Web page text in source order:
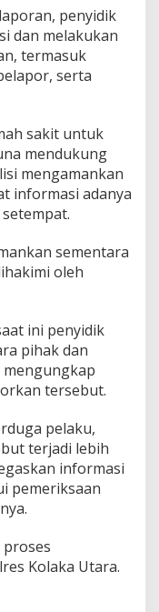
penyidik
dan melakukan
termasuk
serta
sakit untuk
mendukung
mengamankan
informasi adanya
sementara
oleh
ini penyidik
pihak dan
tersebut.
pelaku,
terjadi lebih
informasi
pemeriksaan
Kolaka Utara.